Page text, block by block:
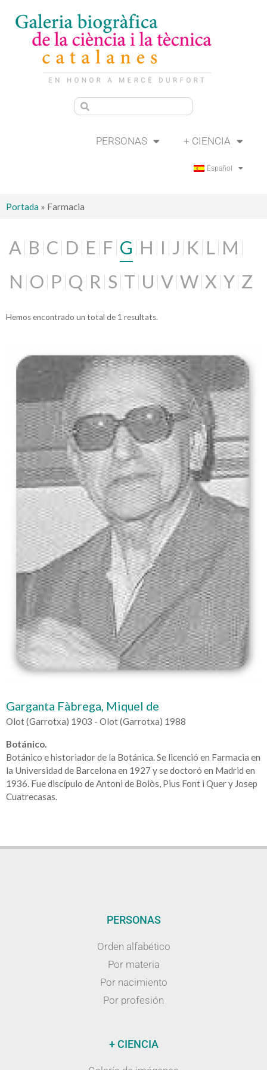
PERSONAS + CIENCIA
Español
Portada » Farmacia
A B C D E F G H I J K L M
N O P Q R S T U V W X Y Z
Hemos encontrado un total de 1 resultats.
Garganta Fàbrega, Miquel de
Olot (Garrotxa) 1903 - Olot (Garrotxa) 1988
Botánico.
Botánico e historiador de la Botánica. Se licenció en Farmacia en
la Universidad de Barcelona en 1927 y se doctoró en Madrid en
1936. Fue discípulo de Antoni de Bolòs, Pius Font i Quer y Josep
Cuatrecasas.
PERSONAS
Orden alfabético
Por materia
Por nacimiento
Por profesión
+ CIENCIA